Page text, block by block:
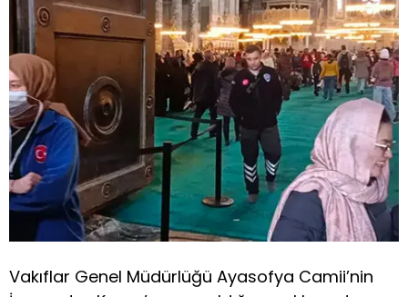
Vakıflar Genel Müdürlüğü Ayasofya Camii’nin